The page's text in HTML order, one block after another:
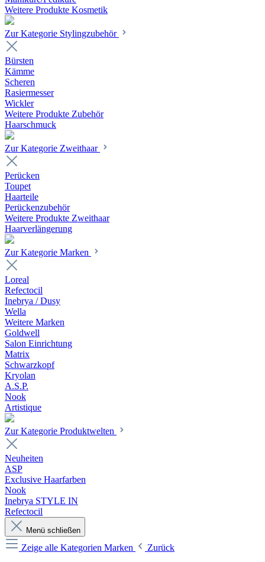
Weitere Produkte Kosmetik
Zur Kategorie Stylingzubehör
Bürsten
Kämme
Scheren
Rasiermesser
Wickler
Weitere Produkte Zubehör
Haarschmuck
Zur Kategorie Zweithaar
Perücken
Toupet
Haarteile
Perückenzubehör
Weitere Produkte Zweithaar
Haarverlängerung
Zur Kategorie Marken
Loreal
Refectocil
Inebrya / Dusy
Wella
Weitere Marken
Goldwell
Salon Einrichtung
Matrix
Schwarzkopf
Kryolan
A.S.P.
Nook
Artistique
Zur Kategorie Produktwelten
Neuheiten
ASP
Exclusive Haarfarben
Nook
Inebrya STYLE IN
Refectocil
Menü schließen
Zeige alle Kategorien Marken
Zurück